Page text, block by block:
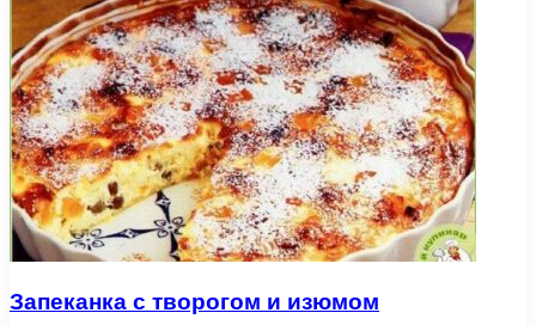
Запеканка с творогом и изюмом